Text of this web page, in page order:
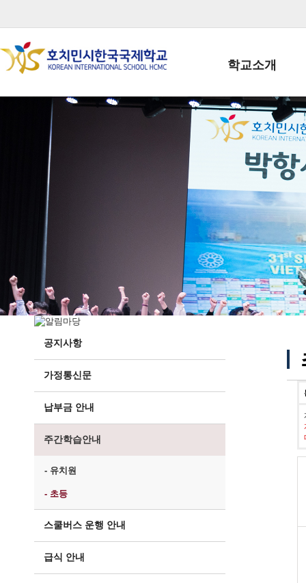
학교소개
학교장인사말
학생회장인사말
학교상징
학교 CI
교직원현황
학생현황
위치/전화
전경사진
공지사항
가정통신문
납부금 안내
주간학습안내
- 유치원
- 초등
스쿨버스 운행 안내
급식 안내